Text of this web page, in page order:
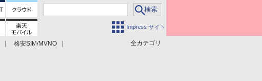
Impress サイト
全カテゴリ
格安SIM/MVNO